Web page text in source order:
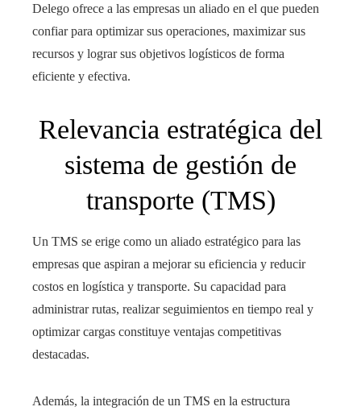
Delego ofrece a las empresas un aliado en el que pueden
confiar para optimizar sus operaciones, maximizar sus
recursos y lograr sus objetivos logísticos de forma
eficiente y efectiva.
Relevancia estratégica del
sistema de gestión de
transporte (TMS)
Un TMS se erige como un aliado estratégico para las
empresas que aspiran a mejorar su eficiencia y reducir
costos en logística y transporte. Su capacidad para
administrar rutas, realizar seguimientos en tiempo real y
optimizar cargas constituye ventajas competitivas
destacadas.
Además, la integración de un TMS en la estructura